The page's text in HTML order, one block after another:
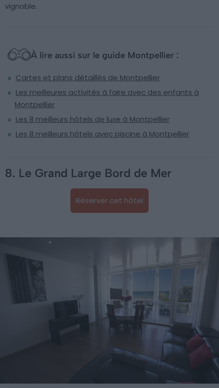
vignoble.
À lire aussi sur le guide Montpellier :
Cartes et plans détaillés de Montpellier
Les meilleures activités à faire avec des enfants à
Montpellier
Les 8 meilleurs hôtels de luxe à Montpellier
Les 8 meilleurs hôtels avec piscine à Montpellier
8. Le Grand Large Bord de Mer
Réserver cet hôtel